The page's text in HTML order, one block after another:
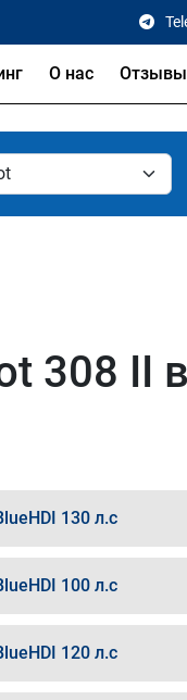
О нас Отзывы
308 II в
130 л.с
100 л.с
120 л.с